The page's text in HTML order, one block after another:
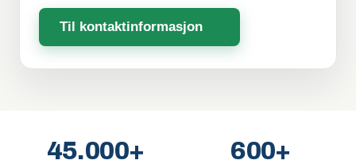
Til kontaktinformasjon
45.000+ 600+